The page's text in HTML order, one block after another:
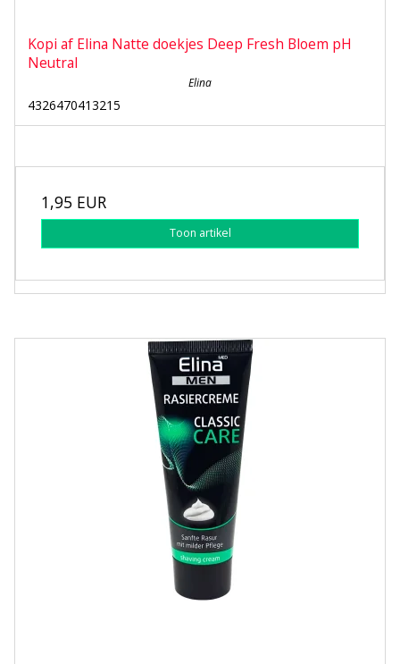
Kopi af Elina Natte doekjes Deep Fresh Bloem pH
Neutral
Elina
4326470413215
1,95 EUR
Toon artikel